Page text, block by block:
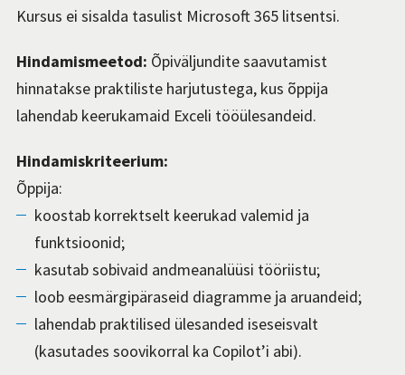
Kursus ei sisalda tasulist Microsoft 365 litsentsi.
Hindamismeetod: Õpiväljundite saavutamist
hinnatakse praktiliste harjutustega, kus õppija
lahendab keerukamaid Exceli tööülesandeid.
Hindamiskriteerium:
Õppija:
koostab korrektselt keerukad valemid ja
funktsioonid;
kasutab sobivaid andmeanalüüsi tööriistu;
loob eesmärgipäraseid diagramme ja aruandeid;
lahendab praktilised ülesanded iseseisvalt
(kasutades soovikorral ka Copilot’i abi).